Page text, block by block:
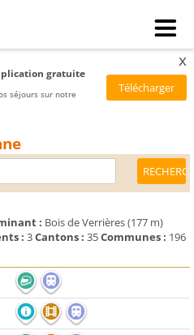
gratuite
séjours sur notre
x
: Bois de Verrières (177 m)
: 3Cantons : 35Communes : 196